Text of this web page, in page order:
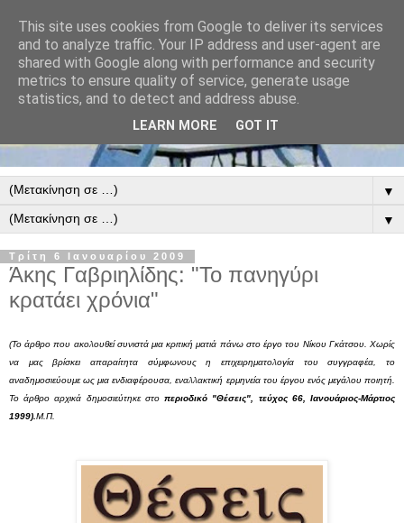
▼
▼
Τρίτη 6 Ιανουαρίου 2009
Άκης Γαβριηλίδης: "Το πανηγύρι
κρατάει χρόνια"
(Το άρθρο που ακολουθεί συνιστά μια κριτική ματιά πάνω στο έργο του Νίκου Γκάτσου. Χωρίς
να μας βρίσκει απαραίτητα σύμφωνους η επιχειρηματολογία του συγγραφέα, το
αναδημοσιεύουμε ως μια ενδιαφέρουσα, εναλλακτική ερμηνεία του έργου ενός μεγάλου ποιητή.
Το άρθρο αρχικά δημοσιεύτηκε στοπεριοδικό "Θέσεις", τεύχος 66, Ιανουάριος-Μάρτιος
1999).Μ.Π.
This site uses cookies from Google to deliver its services
and to analyze traffic. Your IP address and user-agent are
shared with Google along with performance and security
metrics to ensure quality of service, generate usage
statistics, and to detect and address abuse.
LEARN MORE GOT IT